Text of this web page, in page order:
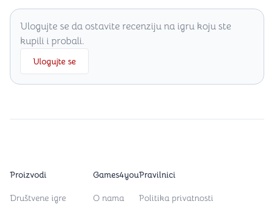
Ulogujte se da ostavite recenziju na igru koju ste
kupili i probali.
Ulogujte se
Proizvodi
Društvene igre
Games4you
O nama
Pravilnici
Politika privatnosti